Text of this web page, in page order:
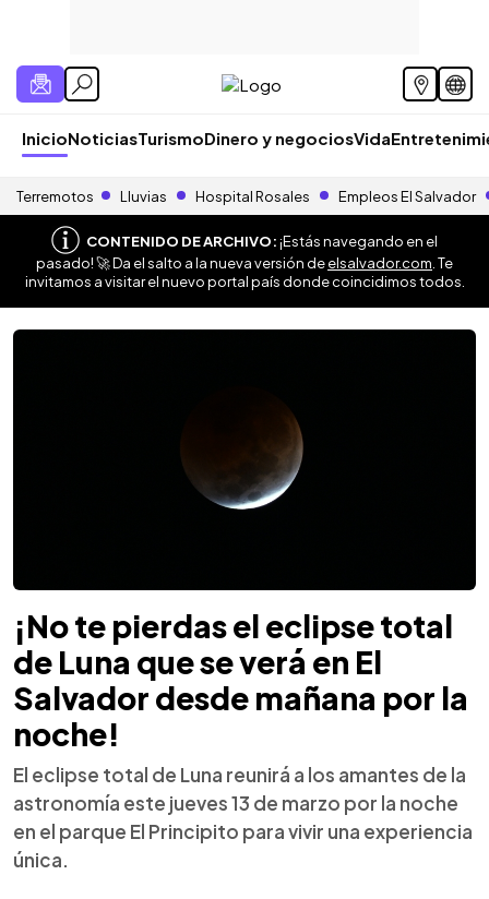
InicioNoticiasTurismoDinero y negociosVida
Terremotos Lluvias Hospital Rosales Empleos El Salvador
CONTENIDO DE ARCHIVO:¡Estás navegando en el
pasado! 🚀 Da el salto a la nueva versión deelsalvador.com . Te
invitamos a visitar el nuevo portal país donde coincidimos todos.
¡No te pierdas el eclipse total
de Luna que se verá en El
Salvador desde mañana por la
noche!
El eclipse total de Luna reunirá a los amantes de la
astronomía este jueves 13 de marzo por la noche
en el parque El Principito para vivir una experiencia
única.